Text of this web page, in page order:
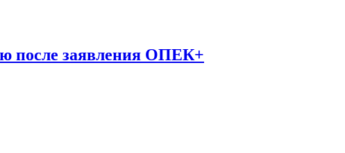
после заявления ОПЕК+